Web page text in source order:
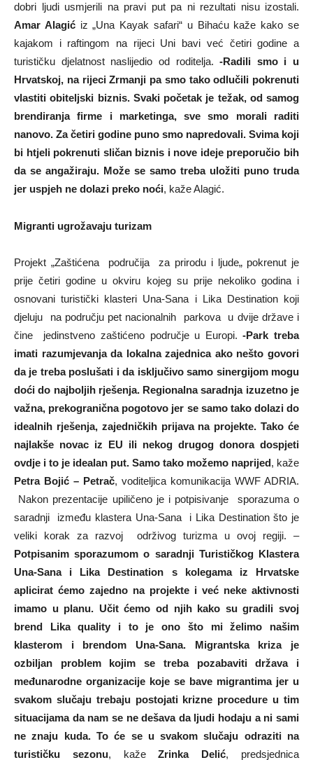
dobri ljudi usmjerili na pravi put pa ni rezultati nisu izostali.
Amar Alagićiz „Una Kayak safari“ u Bihaću kaže kako se
kajakom i raftingom na rijeci Uni bavi već četiri godine a
turističku djelatnost naslijedio od roditelja.-Radili smo i u
Hrvatskoj, na rijeci Zrmanji pa smo tako odlučili pokrenuti
vlastiti obiteljski biznis. Svaki početak je težak, od samog
brendiranja firme i marketinga, sve smo morali raditi
nanovo. Za četiri godine puno smo napredovali. Svima koji
bi htjeli pokrenuti sličan biznis i nove ideje preporučio bih
da se angažiraju. Može se samo treba uložiti puno truda
jer uspjeh ne dolazi preko noći, kaže Alagić.
Migranti ugrožavaju turizam
Projekt „Zaštićena područija za prirodu i ljude„ pokrenut je
prije četiri godine u okviru kojeg su prije nekoliko godina i
osnovani turistički klasteri Una-Sana i Lika Destination koji
djeluju na području pet nacionalnih parkova u dvije države i
čine jedinstveno zaštićeno područje u Europi.-Park treba
imati razumjevanja da lokalna zajednica ako nešto govori
da je treba poslušati i da isključivo samo sinergijom mogu
doći do najboljih rješenja. Regionalna saradnja izuzetno je
važna, prekogranična pogotovo jer se samo tako dolazi do
idealnih rješenja, zajedničkih prijava na projekte. Tako će
najlakše novac iz EU ili nekog drugog donora dospjeti
ovdje i to je idealan put. Samo tako možemo naprijed, kaže
Petra Bojić – Petrač, voditeljica komunikacija WWF ADRIA.
Nakon prezentacije upiličeno je i potpisivanje sporazuma o
saradnji između klastera Una-Sana i Lika Destination što je
veliki korak za razvoj održivog turizma u ovoj regiji. –
Potpisanim sporazumom o saradnji Turističkog Klastera
Una-Sana i Lika Destination s kolegama iz Hrvatske
aplicirat ćemo zajedno na projekte i već neke aktivnosti
imamo u planu. Učit ćemo od njih kako su gradili svoj
brend Lika quality i to je ono što mi želimo našim
klasterom i brendom Una-Sana. Migrantska kriza je
ozbiljan problem kojim se treba pozabaviti država i
međunarodne organizacije koje se bave migrantima jer u
svakom slučaju trebaju postojati krizne procedure u tim
situacijama da nam se ne dešava da ljudi hodaju a ni sami
ne znaju kuda. To će se u svakom slučaju odraziti na
turističku sezonu, kažeZrinka Delić, predsjednica